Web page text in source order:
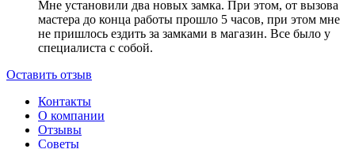
Мне установили два новых замка. При этом, от вызова
мастера до конца работы прошло 5 часов, при этом мне
не пришлось ездить за замками в магазин. Все было у
специалиста с собой.
Оставить отзыв
Контакты
О компании
Отзывы
Советы